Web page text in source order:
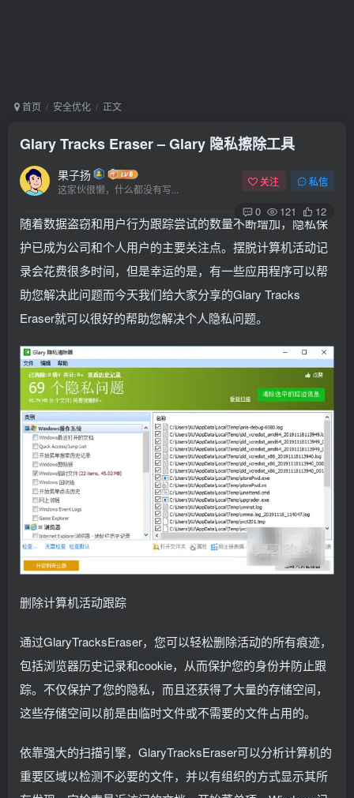
首页 安全优化 正文
Glary Tracks Eraser – Glary 隐私擦除工具
果子扬
这家伙很懒，什么都没有写...
关注 私信
0 121 12
随着数据盗窃和用户行为跟踪尝试的数量不断增加，隐私保
护已成为公司和个人用户的主要关注点。摆脱计算机活动记
录会花费很多时间，但是幸运的是，有一些应用程序可以帮
助您解决此问题而今天我们给大家分享的Glary Tracks
Eraser就可以很好的帮助您解决个人隐私问题。
删除计算机活动跟踪
通过GlaryTracksEraser，您可以轻松删除活动的所有痕迹，
包括浏览器历史记录和cookie，从而保护您的身份并防止跟
踪。不仅保护了您的隐私，而且还获得了大量的存储空间，
这些存储空间以前是由临时文件或不需要的文件占用的。
依靠强大的扫描引擎，GlaryTracksEraser可以分析计算机的
重要区域以检测不必要的文件，并以有组织的方式显示其所